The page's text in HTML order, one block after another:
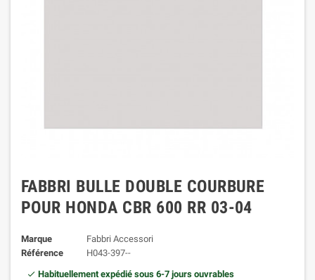
FABBRI BULLE DOUBLE COURBURE
POUR HONDA CBR 600 RR 03-04
Marque
Fabbri Accessori
Référence
H043-397--
Habituellement expédié sous 6-7 jours ouvrables